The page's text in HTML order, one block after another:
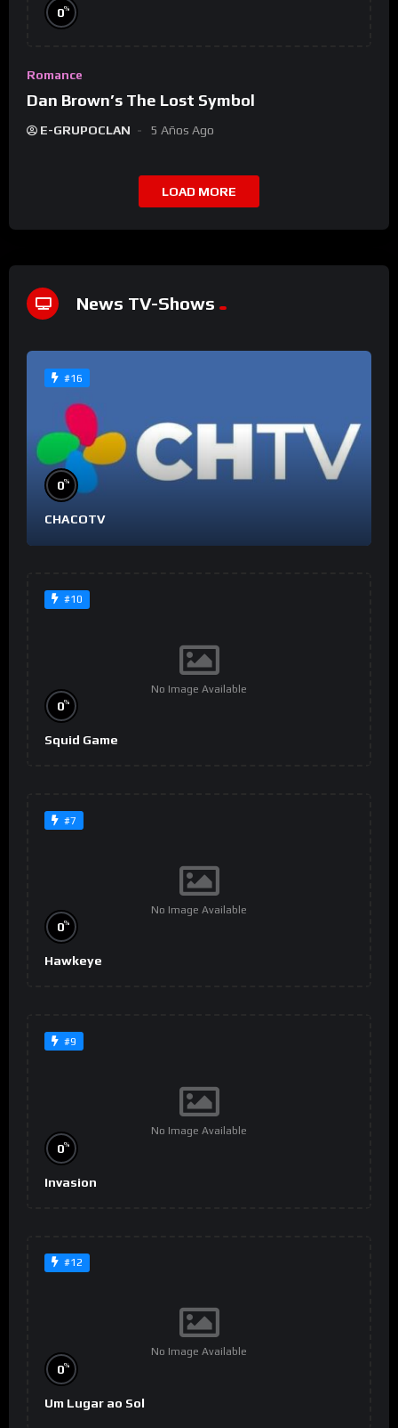
0%
Romance
Dan Brown’s The Lost Symbol
E-GRUPOCLAN 5 Años Ago
LOAD MORE
News TV-Shows
#16
0%
CHACOTV
#10
No Image Available
0%
Squid Game
#7
No Image Available
0%
Hawkeye
#9
No Image Available
0%
Invasion
#12
No Image Available
0%
Um Lugar ao Sol